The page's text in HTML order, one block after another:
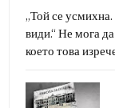
„Той се
види.“ Не мога
което това